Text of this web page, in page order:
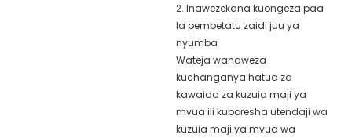
2. Inawezekana kuongeza paa
la pembetatu zaidi juu ya
nyumba
Wateja wanaweza
kuchanganya hatua za
kawaida za kuzuia maji ya
mvua ili kuboresha utendaji wa
kuzuia maji ya mvua wa